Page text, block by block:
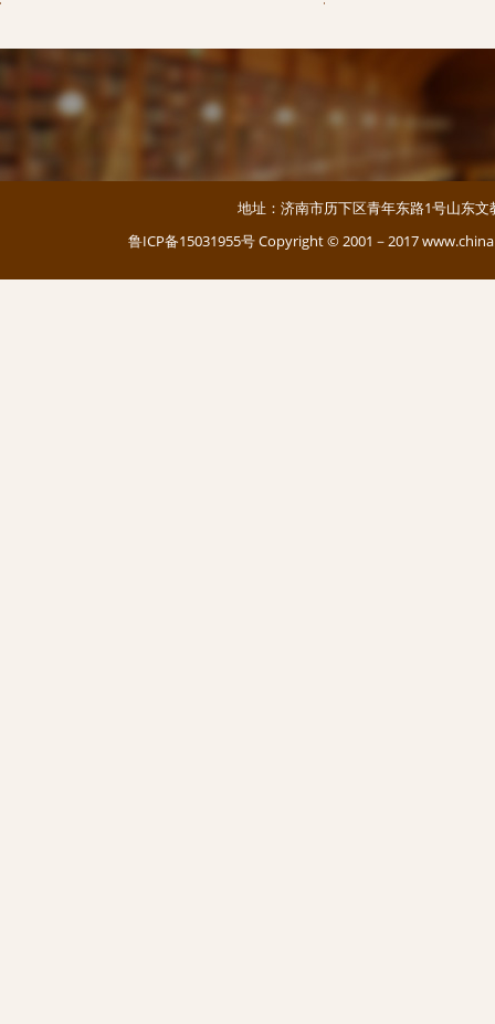
地址：济南市历下区青年东路1号山东
鲁ICP备15031955号Copyright © 2001－2017